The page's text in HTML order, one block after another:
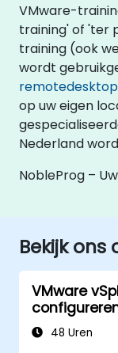
VMware-
training' of 'ter
training (ook
wordt
remotedesktop
op uw eigen
Nederland
NobleProg –
Bekijk
VMware
48 Uren